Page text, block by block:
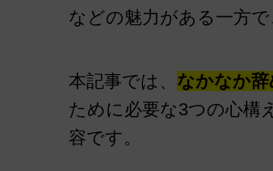
などの魅力がある一方
本記事では、 なかなか
ために必要な3つの心構
容です。